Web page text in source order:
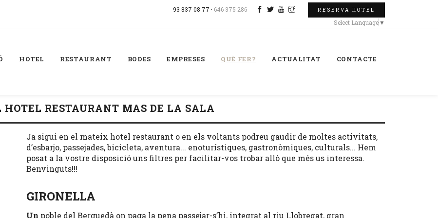
93 837 08 77 · 646 375 286 RESERVA HOTEL
Select Language▼
HOTEL RESTAURANT BODES EMPRESES QUÈ FER? ACTUALITAT CONTACTE
RESTAURANT MAS DE LA SALA
Ja sigui en el mateix hotel restaurant o en els voltants podreu gaudir de moltes activitats,
d’esbarjo, passejades, bicicleta, aventura... enoturístiques, gastronòmiques, culturals... Hem
posat a la vostre disposició uns filtres per facilitar-vos trobar allò que més us interessa.
Benvinguts!!!
GIRONELLA
Un poble del Berguedà on paga la pena passejar-s’hi, integrat al riu Llobregat, gran